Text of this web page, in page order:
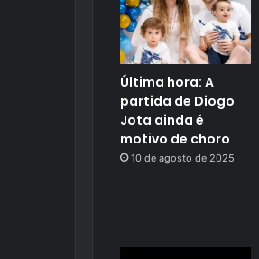
Última hora: A
partida de Diogo
Jota ainda é
motivo de choro
10 de agosto de 2025